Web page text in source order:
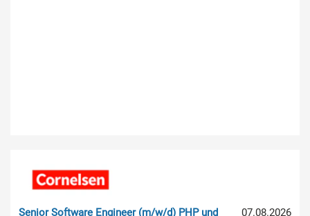
07.08.2026
Senior Software Engineer (m/w/d) PHP und